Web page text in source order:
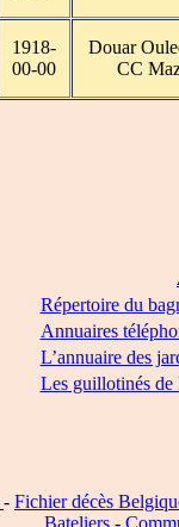
1918-
00-00
Douar
CC
Répertoire du
Annuaires
L’annuaire des
Les guillotinés de
- Fichier décès